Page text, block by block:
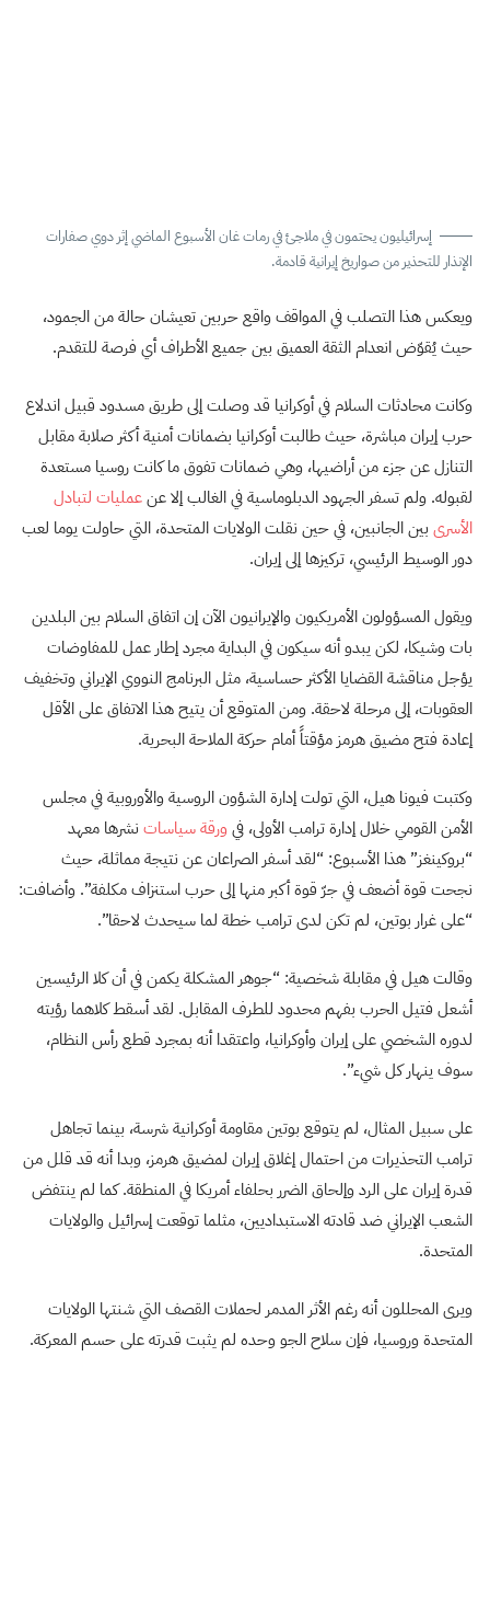
إسرائيليون يحتمون في ملاجئ في رمات غان الأسبوع الماضي إثر دوي صفارات
الإنذار للتحذير من صواريخ إيرانية قادمة.
ويعكس هذا التصلب في المواقف واقع حربين تعيشان حالة من الجمود،
حيث يُقوّض انعدام الثقة العميق بين جميع الأطراف أي فرصة للتقدم.
وكانت محادثات السلام في أوكرانيا قد وصلت إلى طريق مسدود قبيل اندلاع
حرب إيران مباشرة، حيث طالبت أوكرانيا بضمانات أمنية أكثر صلابة مقابل
التنازل عن جزء من أراضيها، وهي ضمانات تفوق ما كانت روسيا مستعدة
لقبوله. ولم تسفر الجهود الدبلوماسية في الغالب إلا عنعمليات لتبادل
الأسرى بين الجانبين، في حين نقلت الولايات المتحدة، التي حاولت يوما لعب
دور الوسيط الرئيسي، تركيزها إلى إيران.
ويقول المسؤولون الأمريكيون والإيرانيون الآن إن اتفاق السلام بين البلدين
بات وشيكا، لكن يبدو أنه سيكون في البداية مجرد إطار عمل للمفاوضات
يؤجل مناقشة القضايا الأكثر حساسية، مثل البرنامج النووي الإيراني وتخفيف
العقوبات، إلى مرحلة لاحقة. ومن المتوقع أن يتيح هذا الاتفاق على الأقل
إعادة فتح مضيق هرمز مؤقتاً أمام حركة الملاحة البحرية.
وكتبت فيونا هيل، التي تولت إدارة الشؤون الروسية والأوروبية في مجلس
الأمن القومي خلال إدارة ترامب الأولى، في ورقة سياسات نشرها معهد
“بروكينغز” هذا الأسبوع: “لقد أسفر الصراعان عن نتيجة مماثلة، حيث
نجحت قوة أضعف في جرّ قوة أكبر منها إلى حرب استنزاف مكلفة”. وأضافت:
“على غرار بوتين، لم تكن لدى ترامب خطة لما سيحدث لاحقا”.
وقالت هيل في مقابلة شخصية: “جوهر المشكلة يكمن في أن كلا الرئيسين
أشعل فتيل الحرب بفهم محدود للطرف المقابل. لقد أسقط كلاهما رؤيته
لدوره الشخصي على إيران وأوكرانيا، واعتقدا أنه بمجرد قطع رأس النظام،
سوف ينهار كل شيء”.
على سبيل المثال، لم يتوقع بوتين مقاومة أوكرانية شرسة، بينما تجاهل
ترامب التحذيرات من احتمال إغلاق إيران لمضيق هرمز، وبدا أنه قد قلل من
قدرة إيران على الرد وإلحاق الضرر بحلفاء أمريكا في المنطقة. كما لم ينتفض
الشعب الإيراني ضد قادته الاستبداديين، مثلما توقعت إسرائيل والولايات
المتحدة.
ويرى المحللون أنه رغم الأثر المدمر لحملات القصف التي شنتها الولايات
المتحدة وروسيا، فإن سلاح الجو وحده لم يثبت قدرته على حسم المعركة.